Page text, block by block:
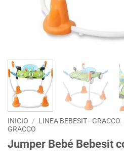
INICIO / LINEA BEBESIT - GRACCO
GRACCO
Jumper Bebé Bebesit